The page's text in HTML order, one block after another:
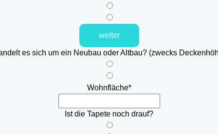
weiter
es sich um ein Neubau oder Altbau? (zwecks
Wohnfläche*
Ist die Tapete noch drauf?